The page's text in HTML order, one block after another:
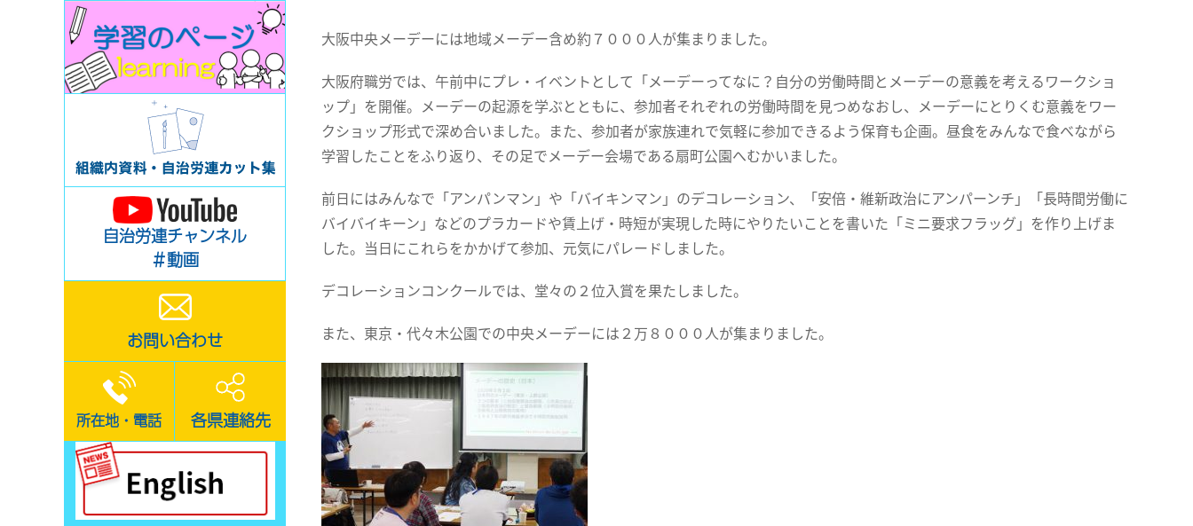
自治労連チャンネル
＃動画
お問い合わせ
所在地・電話 各県連絡先
大阪中央メーデーには地域メーデー含め約７０００人が集まりました。
大阪府職労では、午前中にプレ・イベントとして「メーデーってなに？自分の労働時間とメーデーの意義を考えるワークショ
ップ」を開催。メーデーの起源を学ぶとともに、参加者それぞれの労働時間を見つめなおし、メーデーにとりくむ意義をワー
クショップ形式で深め合いました。また、参加者が家族連れで気軽に参加できるよう保育も企画。昼食をみんなで食べながら
学習したことをふり返り、その足でメーデー会場である扇町公園へむかいました。
前日にはみんなで「アンパンマン」や「バイキンマン」のデコレーション、「安倍・維新政治にアンパーンチ」「長時間労働に
バイバイキーン」などのプラカードや賃上げ・時短が実現した時にやりたいことを書いた「ミニ要求フラッグ」を作り上げま
した。当日にこれらをかかげて参加、元気にパレードしました。
デコレーションコンクールでは、堂々の２位入賞を果たしました。
また、東京・代々木公園での中央メーデーには２万８０００人が集まりました。